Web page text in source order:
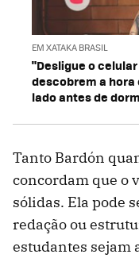
EM XATAKA BRASIL
"Desligue o
descobrem a
lado antes de
Tanto Bardón
concordam que o
sólidas. Ela pode
redação ou
estudantes sejam